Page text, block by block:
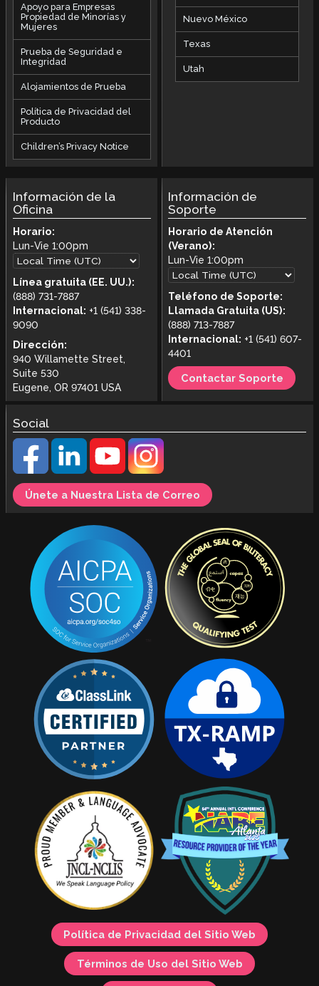
Apoyo para Empresas
Propiedad de Minorías y
Mujeres
Prueba de Seguridad e
Integridad
Alojamientos de Prueba
Política de Privacidad del
Producto
Children’s Privacy Notice
Nuevo México
Texas
Utah
Información de la
Oficina
Horario:
Lun-Vie 1:00pm
Línea gratuita (EE. UU.):
(888) 731-7887
Internacional: +1 (541) 338-
9090
Dirección:
940 Willamette Street,
Suite 530
Eugene, OR 97401 USA
Información de
Soporte
Horario de Atención
(Verano):
Lun-Vie1:00pm
Teléfono de Soporte:
Llamada Gratuita (US):
(888) 713-7887
Internacional: +1 (541) 607-
4401
Contactar Soporte
Social
Únete a Nuestra Lista de Correo
Política de Privacidad del Sitio Web
Términos de Uso del Sitio Web